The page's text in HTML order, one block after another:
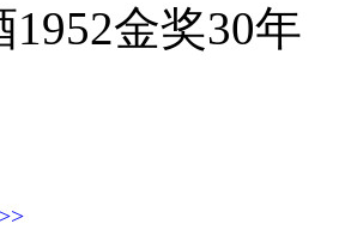
1952金奖30年